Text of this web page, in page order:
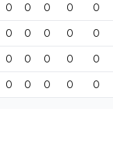
0 0 0 0 0
0 0 0 0 0
0 0 0 0 0
0 0 0 0 0